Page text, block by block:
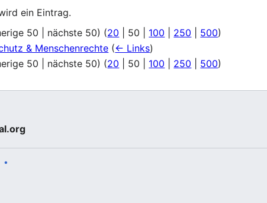
ein Eintrag.
50 nächste 50) (20 50 100 250 500)
& Menschenrechte (← Links)
50 nächste 50) (20 50 100 250 500)